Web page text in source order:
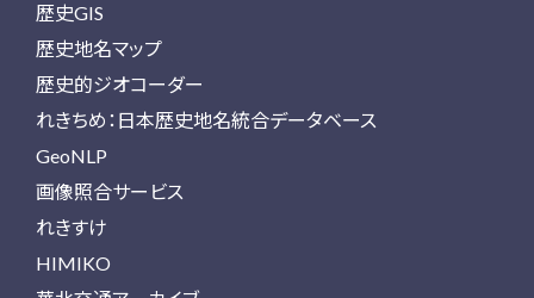
歴史GIS
歴史地名マップ
歴史的ジオコーダー
れきちめ：日本歴史地名統合データベース
GeoNLP
画像照合サービス
れきすけ
HIMIKO